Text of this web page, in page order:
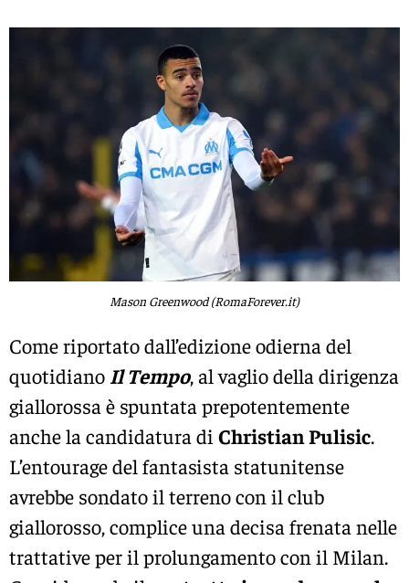
Mason Greenwood (RomaForever.it)
Come riportato dall’edizione odierna del
quotidiano Il Tempo, al vaglio della dirigenza
giallorossa è spuntata prepotentemente
anche la candidatura di Christian Pulisic.
L’entourage del fantasista statunitense
avrebbe sondato il terreno con il club
giallorosso, complice una decisa frenata nelle
trattative per il prolungamento con il Milan.